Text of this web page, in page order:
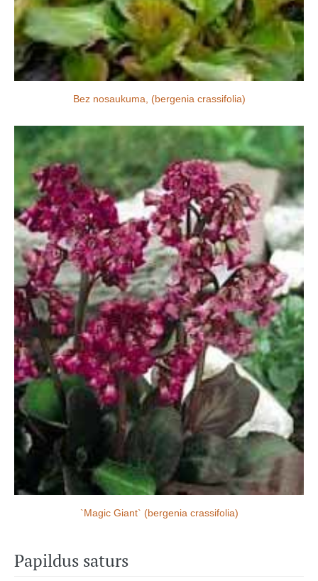
Papildus saturs
Bez nosaukuma, (bergenia crassifolia)
`Magic Giant` (bergenia crassifolia)